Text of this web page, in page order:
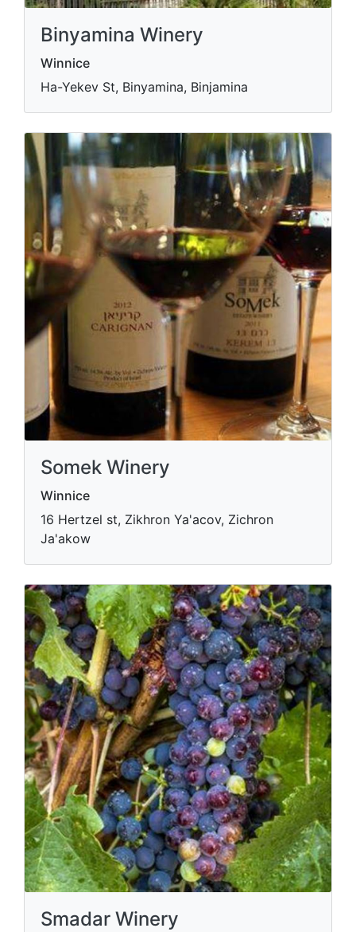
Binyamina Winery
Winnice
Ha-Yekev St, Binyamina, Binjamina
Somek Winery
Winnice
16 Hertzel st, Zikhron Ya'acov, Zichron
Ja'akow
Smadar Winery